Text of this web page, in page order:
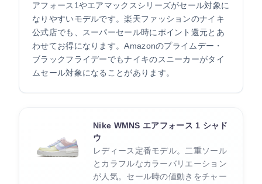
アフォース1やエアマックスシリーズがセール対象に
なりやすいモデルです。楽天ファッションのナイキ
公式店でも、スーパーセール時にポイント還元とあ
わせてお得になります。Amazonのプライムデー・
ブラックフライデーでもナイキのスニーカーがタイ
ムセール対象になることがあります。
Nike WMNS エアフォース 1 シャド
ウ
レディース定番モデル。二重ソール
とカラフルなカラーバリエーション
が人気。セール時の値動きをチャー